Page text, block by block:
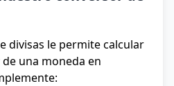
divisas le permite calcular
una moneda en